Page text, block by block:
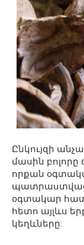
Ընկույզի
մասին բոլորը
որքան
պատրաստված
օգտակար
հետո այլևս
կեղևները: